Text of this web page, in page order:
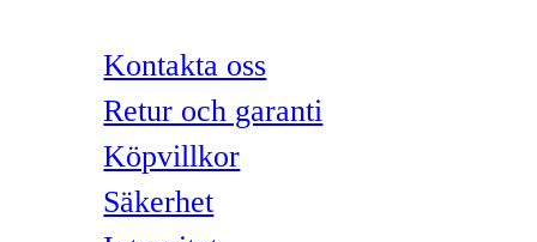
Kontakta oss
Retur och garanti
Köpvillkor
Säkerhet